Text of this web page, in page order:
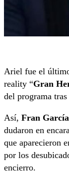
Ariel fue el
reality “Gran
del programa
Así, Fran
dudaron en
que aparecieron
por los
encierro.